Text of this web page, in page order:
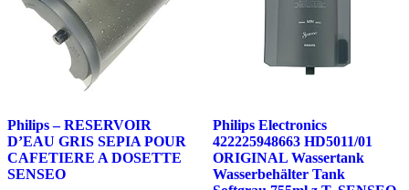
Philips – RESERVOIR
D’EAU GRIS SEPIA POUR
CAFETIERE A DOSETTE
SENSEO
Philips Electronics
422225948663 HD5011/01
ORIGINAL Wassertank
Wasserbehälter Tank